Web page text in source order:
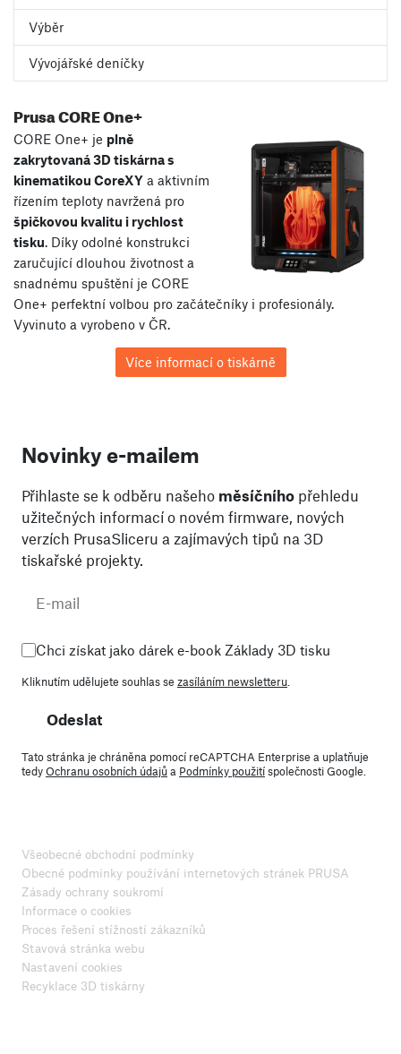
Výběr
Vývojářské deníčky
Prusa CORE One+
CORE One+ je plně
zakrytovaná 3D tiskárna s
kinematikou CoreXY a aktivním
řízením teploty navržená pro
špičkovou kvalitu i rychlost
tisku . Díky odolné konstrukci
zaručující dlouhou životnost a
snadnému spuštění je CORE
One+ perfektní volbou pro začátečníky i profesionály.
Vyvinuto a vyrobeno v ČR.
Více informací o tiskárně
Novinky e-mailem
Přihlaste se k odběru našeho měsíčního přehledu
užitečných informací o novém firmware, nových
verzích PrusaSliceru a zajímavých tipů na 3D
tiskařské projekty.
Chci získat jako dárek e-book Základy 3D tisku
Kliknutím udělujete souhlas se zasíláním newsletteru
Odeslat
Tato stránka je chráněna pomocí reCAPTCHA Enterprise a uplatňuje
tedyOchranu osobních údajůa Podmínky použitíspolečnosti Google.
Všeobecné obchodní podmínky
Obecné podmínky používání internetových stránek PRUSA
Zásady ochrany soukromí
Informace o cookies
Proces řešení stížností zákazníků
Stavová stránka webu
Nastavení cookies
Recyklace 3D tiskárny